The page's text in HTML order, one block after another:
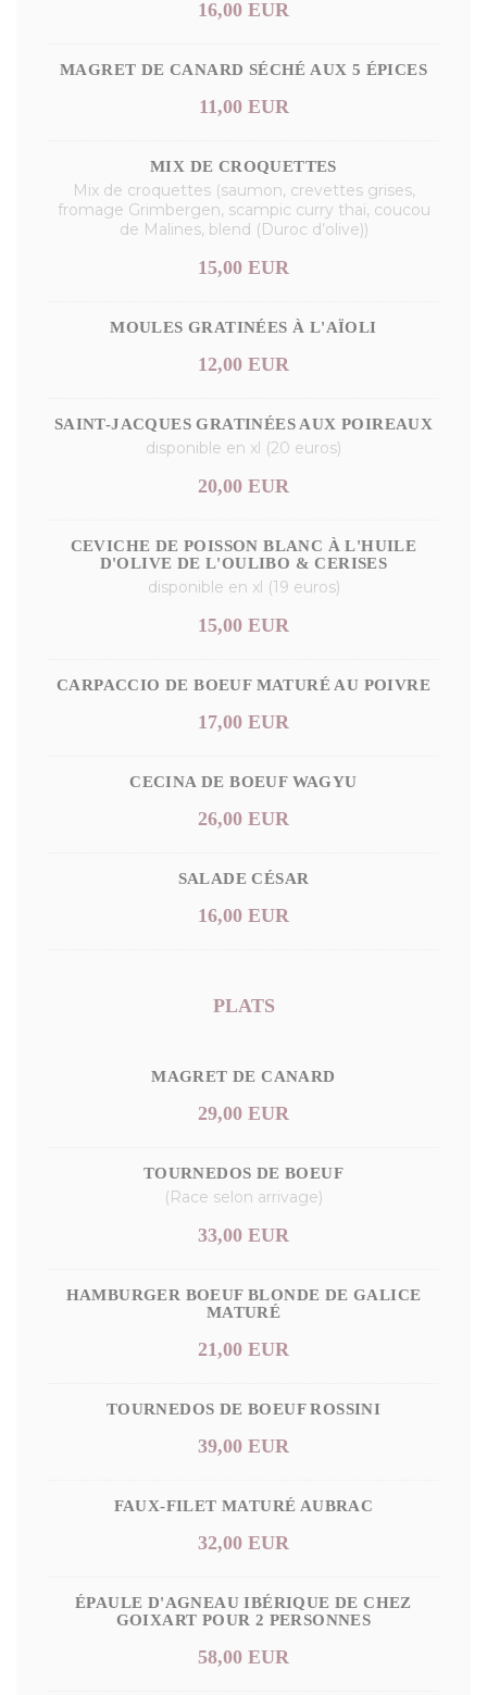
16,00 EUR
MAGRET DE CANARD SÉCHÉ AUX 5 ÉPICES
11,00 EUR
MIX DE CROQUETTES
Mix de croquettes (saumon, crevettes grises,
fromage Grimbergen, scampic curry thaï, coucou
de Malines, blend (Duroc d’olive))
15,00 EUR
MOULES GRATINÉES À L'AÏOLI
12,00 EUR
SAINT-JACQUES GRATINÉES AUX POIREAUX
disponible en xl (20 euros)
20,00 EUR
CEVICHE DE POISSON BLANC À L'HUILE
D'OLIVE DE L'OULIBO & CERISES
disponible en xl (19 euros)
15,00 EUR
CARPACCIO DE BOEUF MATURÉ AU POIVRE
17,00 EUR
CECINA DE BOEUF WAGYU
26,00 EUR
SALADE CÉSAR
16,00 EUR
PLATS
MAGRET DE CANARD
29,00 EUR
TOURNEDOS DE BOEUF
(Race selon arrivage)
33,00 EUR
HAMBURGER BOEUF BLONDE DE GALICE
MATURÉ
21,00 EUR
TOURNEDOS DE BOEUF ROSSINI
39,00 EUR
FAUX-FILET MATURÉ AUBRAC
32,00 EUR
ÉPAULE D'AGNEAU IBÉRIQUE DE CHEZ
GOIXART POUR 2 PERSONNES
58,00 EUR